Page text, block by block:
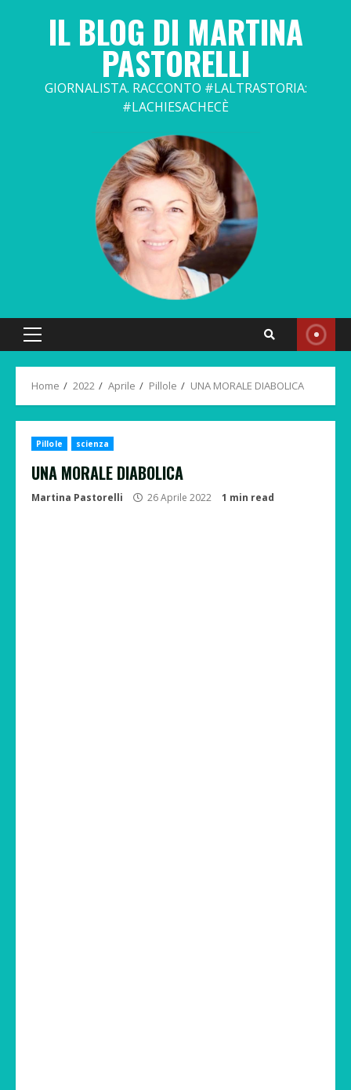
IL BLOG DI MARTINA
PASTORELLI
GIORNALISTA. RACCONTO #LALTRASTORIA:
#LACHIESACHECÈ
Primary
Home 2022 Aprile Pillole UNA MORALE DIABOLICA
Pillole scienza
UNA MORALE DIABOLICA
Martina Pastorelli 26 Aprile 2022 1 min read